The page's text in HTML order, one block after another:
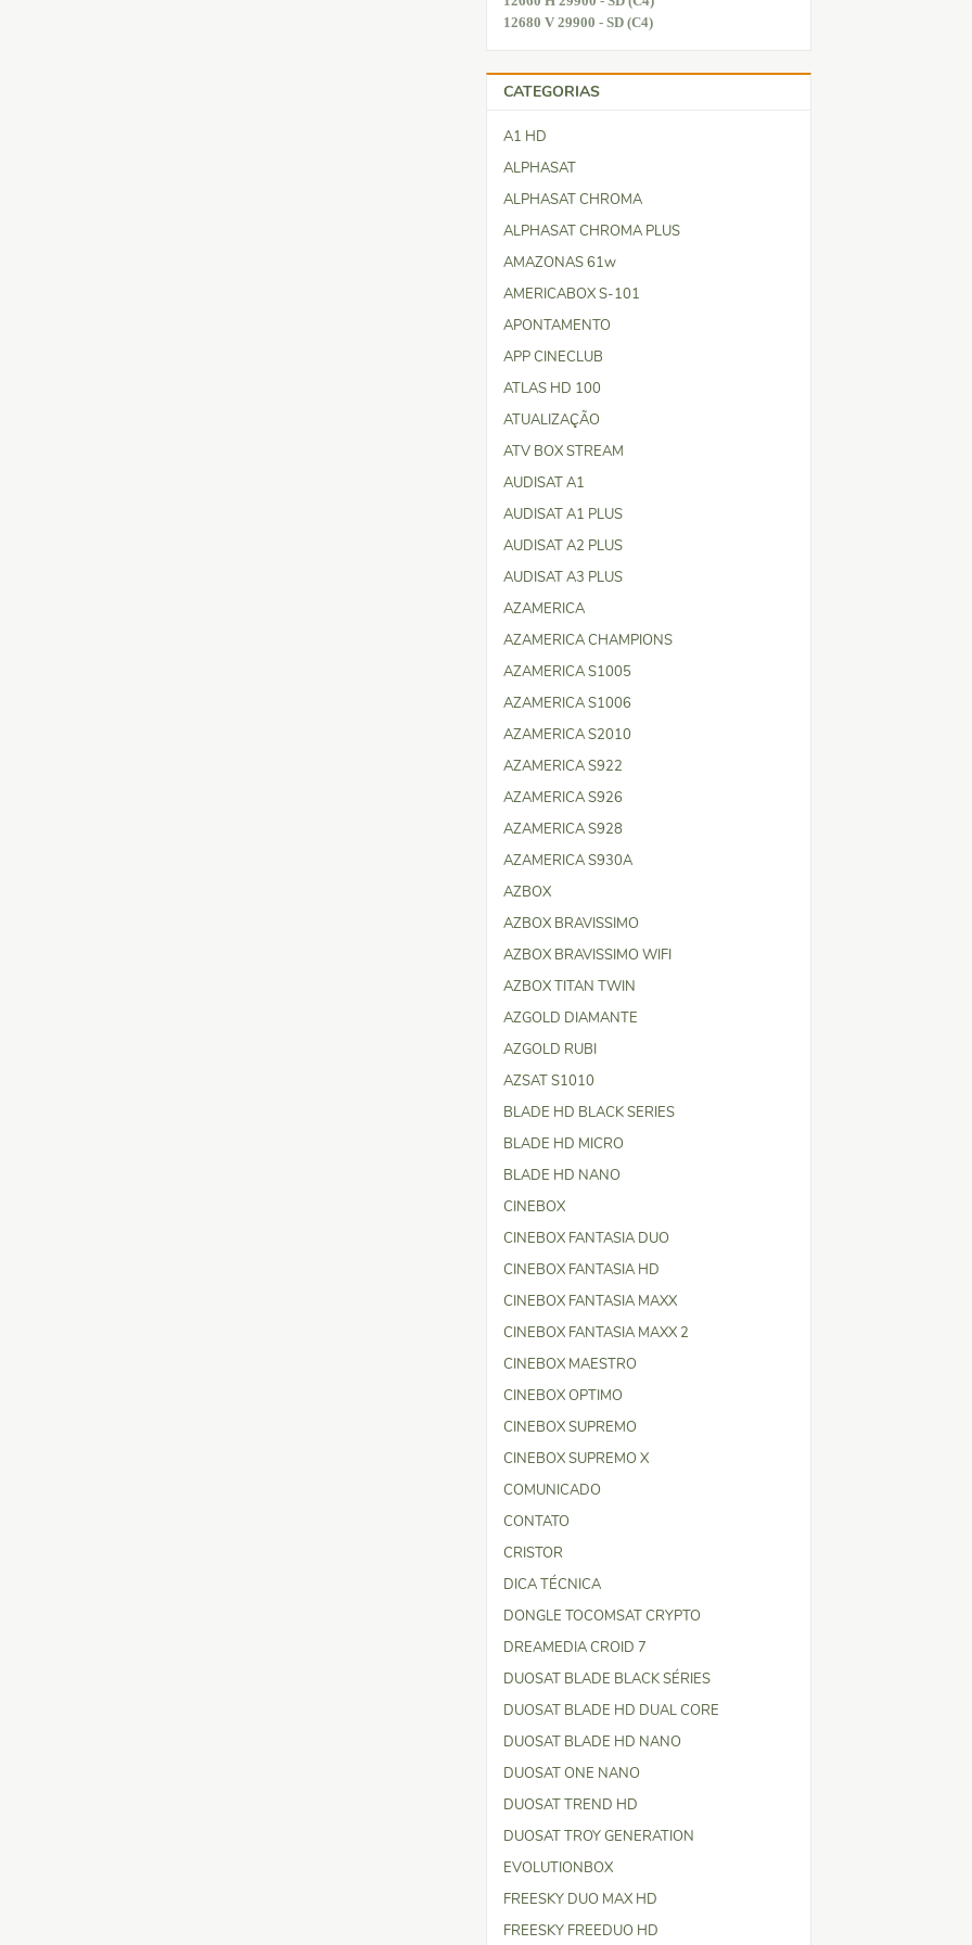
12680 V 29900 - SD (C4)
CATEGORIAS
A1 HD
ALPHASAT
ALPHASAT CHROMA
ALPHASAT CHROMA PLUS
AMAZONAS 61w
AMERICABOX S-101
APONTAMENTO
APP CINECLUB
ATLAS HD 100
ATUALIZAÇÃO
ATV BOX STREAM
AUDISAT A1
AUDISAT A1 PLUS
AUDISAT A2 PLUS
AUDISAT A3 PLUS
AZAMERICA
AZAMERICA CHAMPIONS
AZAMERICA S1005
AZAMERICA S1006
AZAMERICA S2010
AZAMERICA S922
AZAMERICA S926
AZAMERICA S928
AZAMERICA S930A
AZBOX
AZBOX BRAVISSIMO
AZBOX BRAVISSIMO WIFI
AZBOX TITAN TWIN
AZGOLD DIAMANTE
AZGOLD RUBI
AZSAT S1010
BLADE HD BLACK SERIES
BLADE HD MICRO
BLADE HD NANO
CINEBOX
CINEBOX FANTASIA DUO
CINEBOX FANTASIA HD
CINEBOX FANTASIA MAXX
CINEBOX FANTASIA MAXX 2
CINEBOX MAESTRO
CINEBOX OPTIMO
CINEBOX SUPREMO
CINEBOX SUPREMO X
COMUNICADO
CONTATO
CRISTOR
DICA TÉCNICA
DONGLE TOCOMSAT CRYPTO
DREAMEDIA CROID 7
DUOSAT BLADE BLACK SÉRIES
DUOSAT BLADE HD DUAL CORE
DUOSAT BLADE HD NANO
DUOSAT ONE NANO
DUOSAT TREND HD
DUOSAT TROY GENERATION
EVOLUTIONBOX
FREESKY DUO MAX HD
FREESKY FREEDUO HD